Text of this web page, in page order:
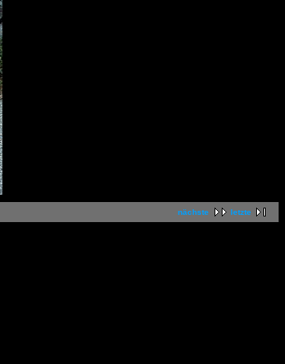
nächste letzte